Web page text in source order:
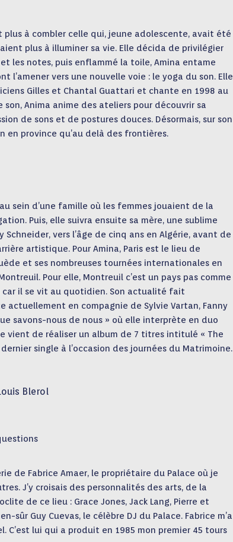
à combler celle qui, jeune adolescente, avait été
plus à illuminer sa vie. Elle décida de privilégier
les notes, puis enflammé la toile, Amina entame
vers une nouvelle voie : le yoga du son. Elle
Gilles et Chantal Guattari et chante en 1998 au
Anima anime des ateliers pour découvrir sa
de sons et de postures douces. Désormais, sur son
en province qu’au delà des frontières.
sein d’une famille où les femmes jouaient de la
Puis, elle suivra ensuite sa mère, une sublime
vers l’âge de cinq ans en Algérie, avant de
artistique. Pour Amina, Paris est le lieu de
et ses nombreuses tournées internationales en
Pour elle, Montreuil c’est un pays pas comme
car il se vit au quotidien. Son actualité fait
actuellement en compagnie de Sylvie Vartan, Fanny
savons-nous de nous » où elle interprète en duo
vient de réaliser un album de 7 titres intitulé « The
single à l’occasion des journées du Matrimoine.
Blerol
de Fabrice Amaer, le propriétaire du Palace où je
J’y croisais des personnalités des arts, de la
de ce lieu : Grace Jones, Jack Lang, Pierre et
sûr Guy Cuevas, le célèbre DJ du Palace. Fabrice m’a
C’est lui qui a produit en 1985 mon premier 45 tours